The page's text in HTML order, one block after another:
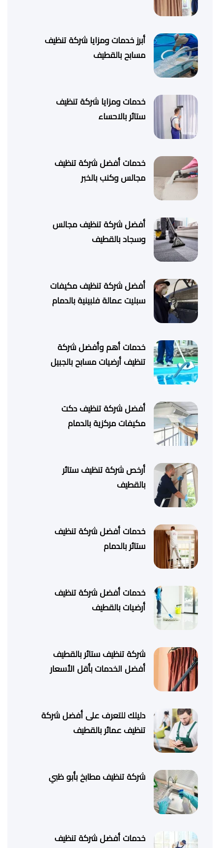
أبرز خدمات ومزايا شركة تنظيف
مسابح بالقطيف
خدمات ومزايا شركة تنظيف
ستائر بالاحساء
خدمات أفضل شركة تنظيف
مجالس وكنب بالخبر
أفضل شركة تنظيف مجالس
وسجاد بالقطيف
أفضل شركة تنظيف مكيفات
سبليت عمالة فلبينية بالدمام
خدمات أهم وأفضل شركة
تنظيف أرضيات مسابح بالجبيل
أفضل شركة تنظيف دكت
مكيفات مركزية بالدمام
أرخص شركة تنظيف ستائر
بالقطيف
خدمات أفضل شركة تنظيف
ستائر بالدمام
خدمات أفضل شركة تنظيف
أرضيات بالقطيف
شركة تنظيف ستائر بالقطيف
أفضل الخدمات بأقل الأسعار
دليلك للتعرف على أفضل شركة
تنظيف عمائر بالقطيف
شركة تنظيف مطابخ بأبو ظبي
خدمات أفضل شركة تنظيف